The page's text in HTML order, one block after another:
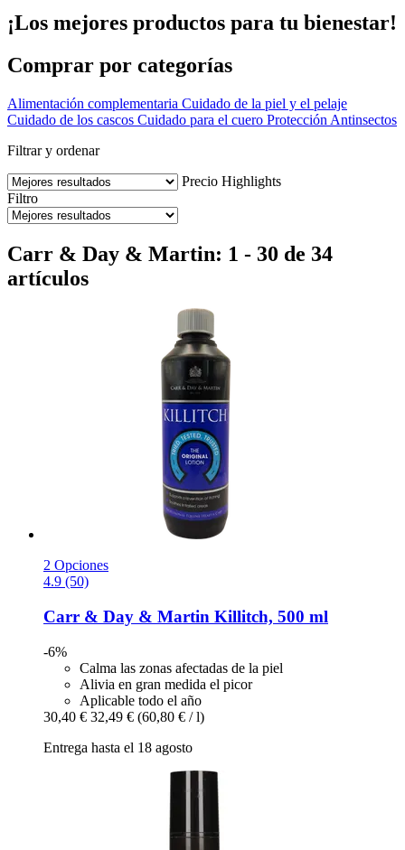
¡Los mejores productos para tu bienestar!
Comprar por categorías
Alimentación complementaria Cuidado de la piel y el pelaje
Cuidado de los cascos Cuidado para el cuero Protección Antinsectos
Filtrar y ordenar
Precio Highlights
Filtro
Carr & Day & Martin: 1 - 30 de 34
artículos
2 Opciones
4.9 (50)
Carr & Day & Martin Killitch, 500 ml
-6%
Calma las zonas afectadas de la piel
Alivia en gran medida el picor
Aplicable todo el año
30,40 € 32,49 € (60,80 € / l)
Entrega hasta el 18 agosto